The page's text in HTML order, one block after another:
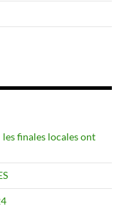
finales locales ont